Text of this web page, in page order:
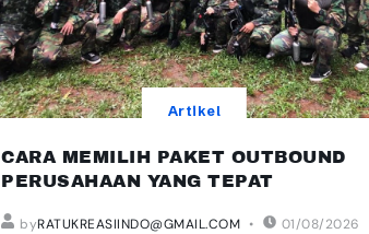
Artikel
CARA MEMILIH PAKET OUTBOUND
PERUSAHAAN YANG TEPAT
byRATUKREASIINDO@GMAIL.COM 01/08/2026